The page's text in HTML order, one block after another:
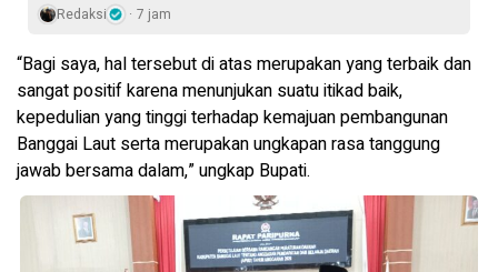
Redaksi 7 jam
“Bagi saya, hal tersebut di atas merupakan yang terbaik dan
sangat positif karena menunjukan suatu itikad baik,
kepedulian yang tinggi terhadap kemajuan pembangunan
Banggai Laut serta merupakan ungkapan rasa tanggung
jawab bersama dalam,” ungkap Bupati.